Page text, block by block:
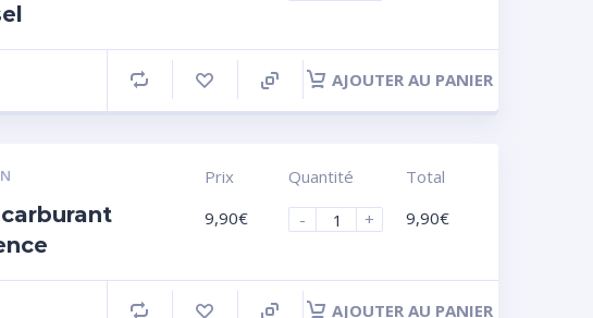
AJOUTER AU PANIER
Prix
9,90€
Quantité
-
+
Total
9,90€
AJOUTER AU PANIER